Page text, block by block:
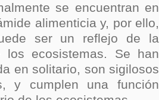
se encuentran en
alimenticia y, por ello,
ser un reflejo de la
los ecosistemas. Se han
en solitario, son sigilosos
y cumplen una función